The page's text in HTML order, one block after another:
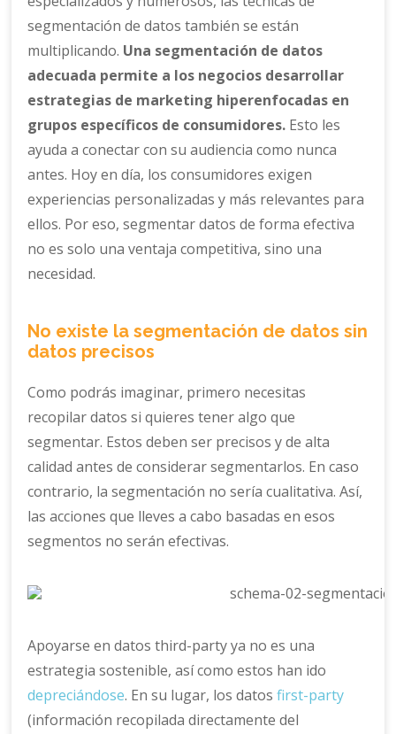
segmentación de datos también se están
multiplicando. Una segmentación de datos
adecuada permite a los negocios desarrollar
estrategias de marketing hiperenfocadas en
grupos específicos de consumidores. Esto les
ayuda a conectar con su audiencia como nunca
antes. Hoy en día, los consumidores exigen
experiencias personalizadas y más relevantes para
ellos. Por eso, segmentar datos de forma efectiva
no es solo una ventaja competitiva, sino una
necesidad.
No existe la segmentación de datos sin
datos precisos
Como podrás imaginar, primero necesitas
recopilar datos si quieres tener algo que
segmentar. Estos deben ser precisos y de alta
calidad antes de considerar segmentarlos. En caso
contrario, la segmentación no sería cualitativa. Así,
las acciones que lleves a cabo basadas en esos
segmentos no serán efectivas.
Apoyarse en datos third-party ya no es una
estrategia sostenible, así como estos han ido
depreciándose. En su lugar, los datosfirst-party
(información recopilada directamente del